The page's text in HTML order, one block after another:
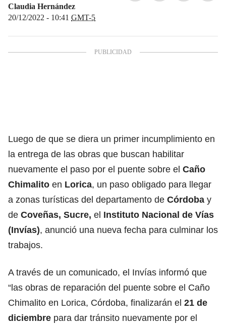
Claudia Hernández
20/12/2022 - 10:41 GMT-5
Luego de que se diera un primer incumplimiento en
la entrega de las obras que buscan habilitar
nuevamente el paso por el puente sobre el Caño
Chimalito en Lorica, un paso obligado para llegar
a zonas turísticas del departamento de Córdoba y
de Coveñas, Sucre, el Instituto Nacional de Vías
(Invías), anunció una nueva fecha para culminar los
trabajos.
A través de un comunicado, el Invías informó que
“las obras de reparación del puente sobre el Caño
Chimalito en Lorica, Córdoba, finalizarán el 21 de
diciembre para dar tránsito nuevamente por el